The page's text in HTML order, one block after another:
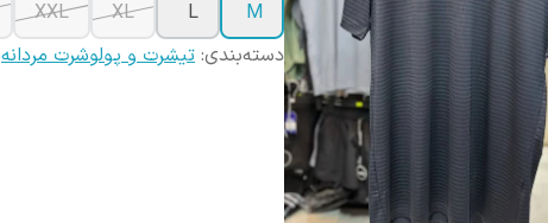
M
L
XL
XXL
دسته‌بندی: تیشرت و پولوشرت مردانه